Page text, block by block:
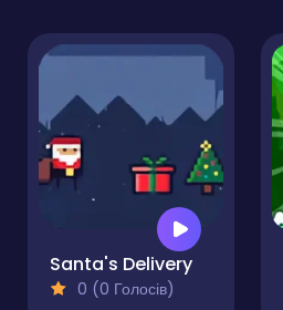
Santa's Delivery
0 (0 Голосів)